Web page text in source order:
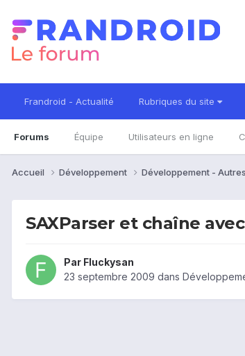
Frandroid - Actualité Rubriques du site
Forums Équipe Utilisateurs en ligne
Accueil Développement Développement - Autres
SAXParser et chaîne
Par Fluckysan
23 septembre 2009 dans